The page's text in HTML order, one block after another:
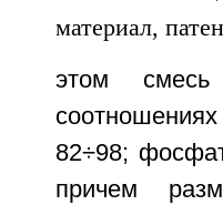
этом
82÷98;
причем